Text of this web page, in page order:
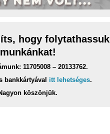
hogy folytathassuk
munkánkat!
11705008 – 20133762.
bankkártyával itt lehetséges.
köszönjük.